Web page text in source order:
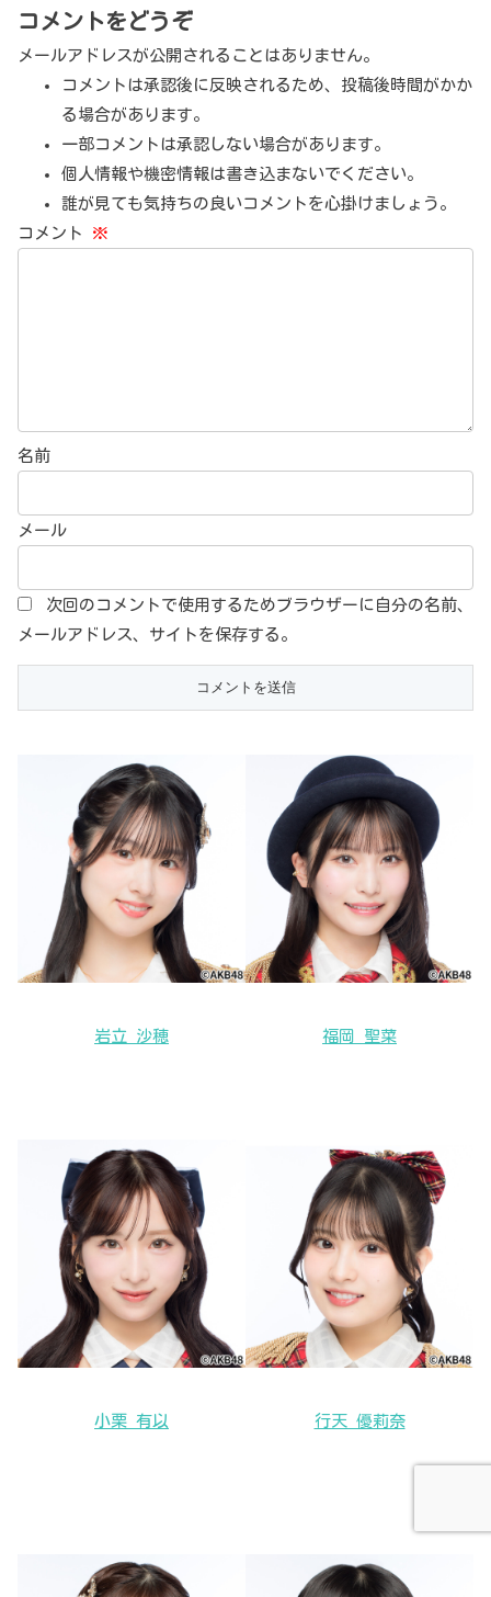
コメントをどうぞ
メールアドレスが公開されることはありません。
コメントは承認後に反映されるため、投稿後時間がかか
る場合があります。
一部コメントは承認しない場合があります。
個人情報や機密情報は書き込まないでください。
誰が見ても気持ちの良いコメントを心掛けましょう。
コメント ※
名前
メール
次回のコメントで使用するためブラウザーに自分の名前、
メールアドレス、サイトを保存する。
岩立 沙穂 福岡 聖菜
小栗 有以 行天 優莉奈